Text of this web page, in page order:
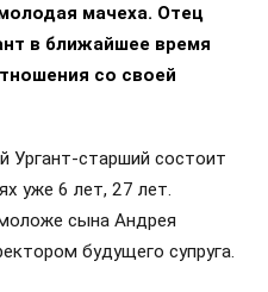
мачеха. Отец
в ближайшее время
со своей
Ургант-старший состоит
уже 6 лет, 27 лет.
сына Андрея
будущего супруга.